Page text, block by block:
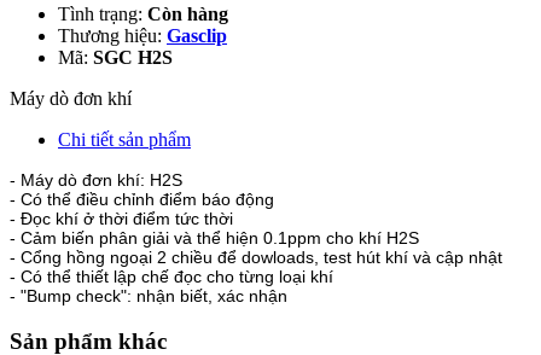
Tình trạng: Còn hàng
Thương hiệu: Gasclip
Mã: SGC H2S
Máy dò đơn khí
Chi tiết sản phẩm
- Máy dò đơn khí: H2S
- Có thể điều chỉnh điểm báo động
- Đọc khí ở thời điểm tức thời
- Cảm biến phân giải và thể hiện 0.1ppm cho khí H2S
- Cổng hồng ngoại 2 chiều để dowloads, test hút khí và cập nhật
- Có thể thiết lập chế đọc cho từng loại khí
- "Bump check": nhận biết, xác nhận
Sản phẩm khác